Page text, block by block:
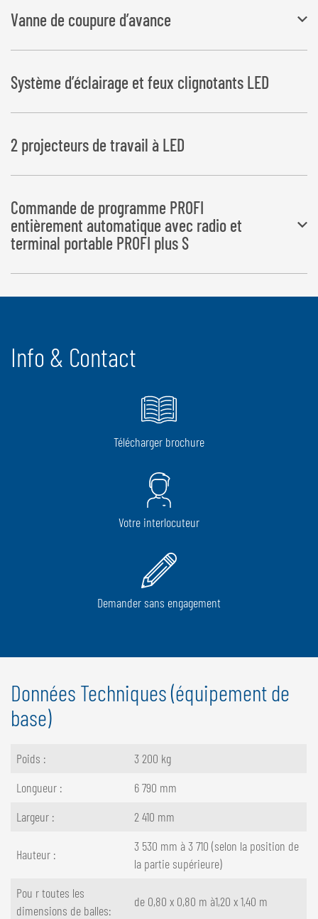
moteur diesel 17,5 kW, refroidi à l’eau, batterie, démarreur électrique,
compteur horaire, filtre à pression et de retour, réservoir d’huile
hydraulique de 44 l et variateur de vitesse automatique
Vanne de coupure d’avance
Ceci permet de garantir un chevauchement précis du film pour les
balles rectangulaires
Système d’éclairage et feux clignotants LED
2 projecteurs de travail à LED
Commande de programme PROFI
entièrement automatique avec radio et
terminal portable PROFI plus S
Toutes les opérations sont exécutées de manière entièrement
Info & Contact
Télécharger brochure
Votre interlocuteur
Demander sans engagement
Données Techniques (équipement de
base)
Poids :
3 200 kg
Longueur :
6 790 mm
Largeur :
2 410 mm
Hauteur :
3 530 mm à 3 710 (selon la position de
la partie supérieure)
Pou r toutes les
dimensions de balles:
de 0,80 x 0,80 m à1,20 x 1,40 m